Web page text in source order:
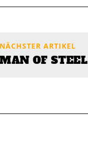
NÄCHSTER ARTIKEL
MAN OF STEEL